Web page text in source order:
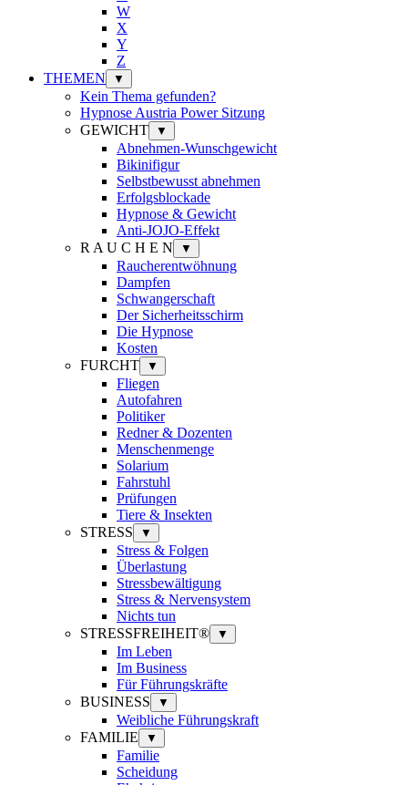
W
X
Y
Z
THEMEN
▼
Kein Thema gefunden?
Hypnose Austria Power Sitzung
GEWICHT
▼
Abnehmen-Wunschgewicht
Bikinifigur
Selbstbewusst abnehmen
Erfolgsblockade
Hypnose & Gewicht
Anti-JOJO-Effekt
R A U C H E N
▼
Raucherentwöhnung
Dampfen
Schwangerschaft
Der Sicherheitsschirm
Die Hypnose
Kosten
FURCHT
▼
Fliegen
Autofahren
Politiker
Redner & Dozenten
Menschenmenge
Solarium
Fahrstuhl
Prüfungen
Tiere & Insekten
STRESS
▼
Stress & Folgen
Überlastung
Stressbewältigung
Stress & Nervensystem
Nichts tun
STRESSFREIHEIT®
▼
Im Leben
Im Business
Für Führungskräfte
BUSINESS
▼
Weibliche Führungskraft
FAMILIE
▼
Familie
Scheidung